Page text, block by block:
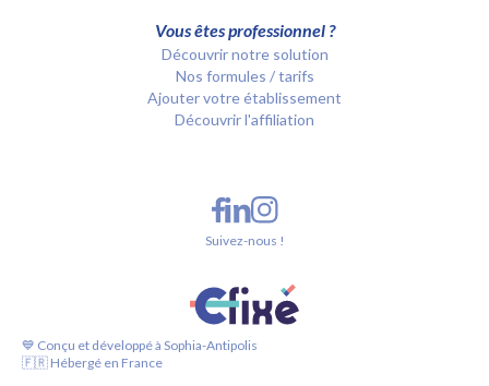
Vous êtes professionnel ?
Découvrir notre solution
Nos formules / tarifs
Ajouter votre établissement
Découvrir l'affiliation
💙 Conçu et développé à Sophia-Antipolis
🇫🇷 Hébergé en France
Suivez-nous !